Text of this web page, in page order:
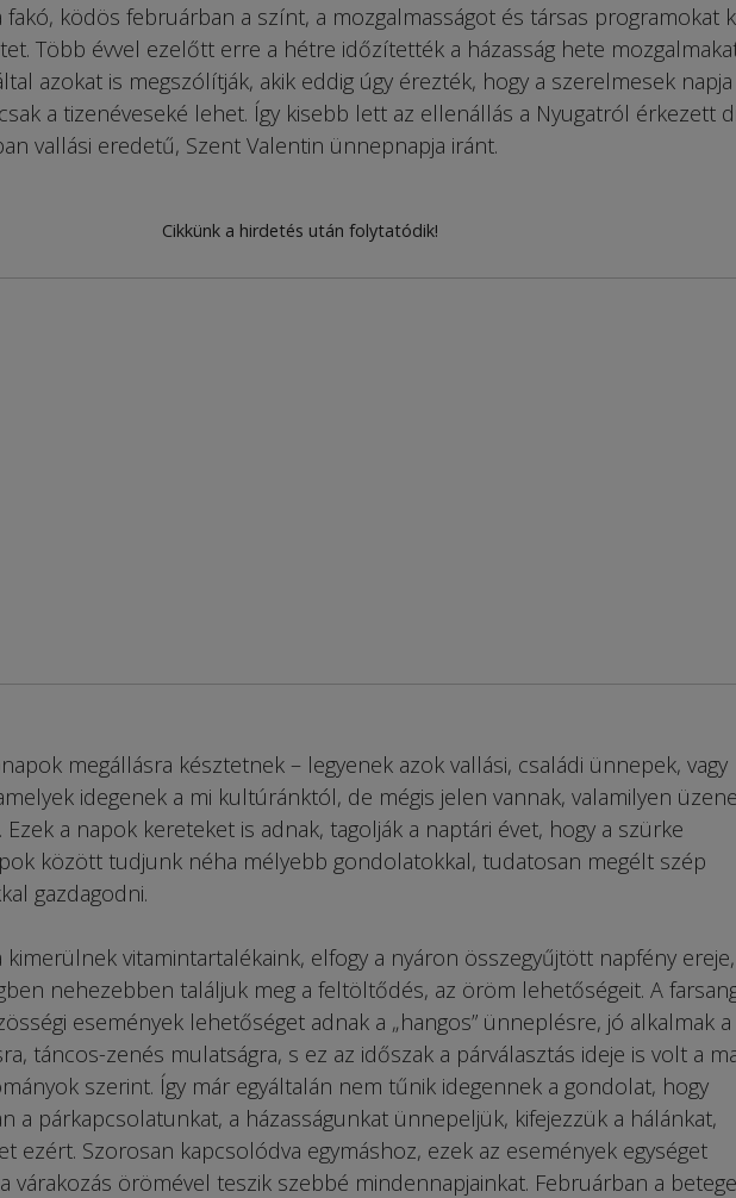
fakó, ködös februárban a színt, a mozgalmasságot és társas programokat
Több évvel ezelőtt erre a hétre időzítették a házasság hete
azokat is megszólítják, akik eddig úgy érezték, hogy a szerelmesek napja
a tizenéveseké lehet. Így kisebb lett az ellenállás a Nyugatról érkezett
vallási eredetű, Szent Valentin ünnepnapja iránt.
Cikkünk a hirdetés után folytatódik!
megállásra késztetnek – legyenek azok vallási, családi ünnepek, vagy
idegenek a mi kultúránktól, de mégis jelen vannak, valamilyen
Ezek a napok kereteket is adnak, tagolják a naptári évet, hogy a szürke
között tudjunk néha mélyebb gondolatokkal, tudatosan megélt szép
gazdagodni.
kimerülnek vitamintartalékaink, elfogy a nyáron összegyűjtött napfény
nehezebben találjuk meg a feltöltődés, az öröm lehetőségeit. A
események lehetőséget adnak a „hangos” ünneplésre, jó alkalmak a
táncos-zenés mulatságra, s ez az időszak a párválasztás ideje is volt a
szerint. Így már egyáltalán nem tűnik idegennek a gondolat, hogy
a párkapcsolatunkat, a házasságunkat ünnepeljük, kifejezzük a hálánkat,
ezért. Szorosan kapcsolódva egymáshoz, ezek az események egységet
várakozás örömével teszik szebbé mindennapjainkat. Februárban a